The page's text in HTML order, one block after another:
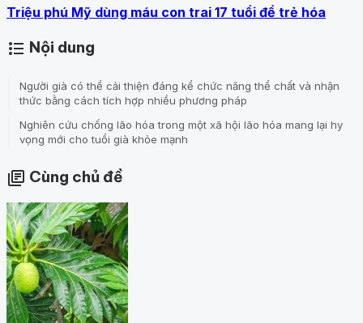
Triệu phú Mỹ dùng máu con trai 17 tuổi để trẻ hóa
format_list_bulleted Nội dung
Người già có thể cải thiện đáng kể chức năng thể chất và nhận
thức bằng cách tích hợp nhiều phương pháp
Nghiên cứu chống lão hóa trong một xã hội lão hóa mang lại hy
vọng mới cho tuổi già khỏe mạnh
library_books Cùng chủ đề